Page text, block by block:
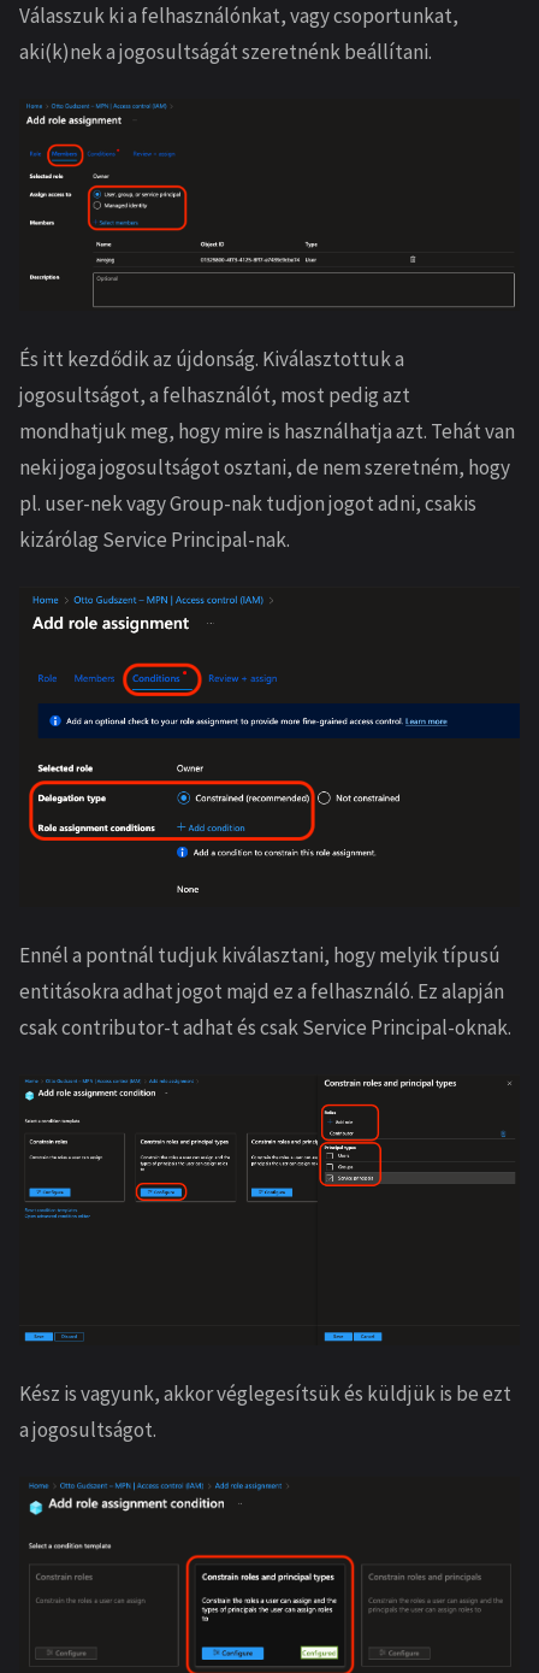
Válasszuk ki a felhasználónkat, vagy csoportunkat,
aki(k)nek a jogosultságát szeretnénk beállítani.
És itt kezdődik az újdonság. Kiválasztottuk a
jogosultságot, a felhasználót, most pedig azt
mondhatjuk meg, hogy mire is használhatja azt. Tehát van
neki joga jogosultságot osztani, de nem szeretném, hogy
pl. user-nek vagy Group-nak tudjon jogot adni, csakis
kizárólag Service Principal-nak.
Ennél a pontnál tudjuk kiválasztani, hogy melyik típusú
entitásokra adhat jogot majd ez a felhasználó. Ez alapján
csak contributor-t adhat és csak Service Principal-oknak.
Kész is vagyunk, akkor véglegesítsük és küldjük is be ezt
a jogosultságot.